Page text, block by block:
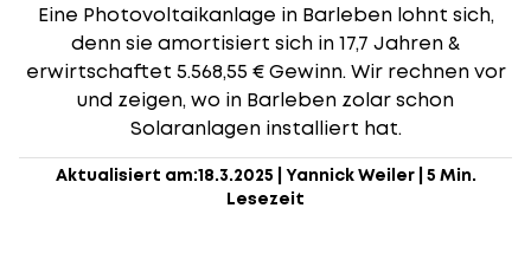
Eine Photovoltaikanlage in Barleben lohnt sich,
denn sie amortisiert sich in 17,7 Jahren &
erwirtschaftet 5.568,55 € Gewinn. Wir rechnen vor
und zeigen, wo in Barleben zolar schon
Solaranlagen installiert hat.
Aktualisiert am:18.3.2025 Yannick Weiler| 5 Min.
Lesezeit